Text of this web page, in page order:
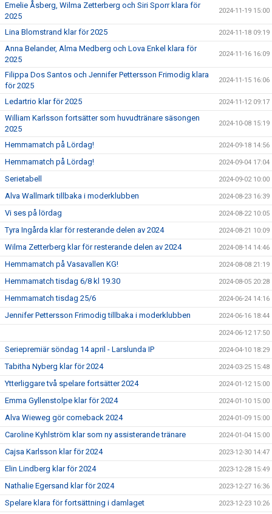
Emelie Åsberg, Wilma Zetterberg och Siri Sporr klara för
2025
2024-11-19 15:00
Lina Blomstrand klar för 2025 2024-11-18 09:19
Anna Belander, Alma Medberg och Lova Enkel klara för
2025
2024-11-16 16:09
Filippa Dos Santos och Jennifer Pettersson Frimodig klara
för 2025
2024-11-15 16:06
Ledartrio klar för 2025 2024-11-12 09:17
William Karlsson fortsätter som huvudtränare säsongen
2025
2024-10-08 15:19
Hemmamatch på Lördag! 2024-09-18 14:56
Hemmamatch på Lördag! 2024-09-04 17:04
Serietabell 2024-09-02 10:00
Alva Wallmark tillbaka i moderklubben 2024-08-23 16:39
Vi ses på lördag 2024-08-22 10:05
Tyra Ingårda klar för resterande delen av 2024 2024-08-21 10:09
Wilma Zetterberg klar för resterande delen av 2024 2024-08-14 14:46
Hemmamatch på Vasavallen KG! 2024-08-08 21:19
Hemmamatch tisdag 6/8 kl 19.30 2024-08-05 20:28
Hemmamatch tisdag 25/6 2024-06-24 14:16
Jennifer Pettersson Frimodig tillbaka i moderklubben 2024-06-16 18:44
2024-06-12 17:50
Seriepremiär söndag 14 april - Larslunda IP 2024-04-10 18:29
Tabitha Nyberg klar för 2024 2024-03-25 15:48
Ytterliggare två spelare fortsätter 2024 2024-01-12 15:00
Emma Gyllenstolpe klar för 2024 2024-01-10 15:00
Alva Wieweg gör comeback 2024 2024-01-09 15:00
Caroline Kyhlström klar som ny assisterande tränare 2024-01-04 15:00
Cajsa Karlsson klar för 2024 2023-12-30 14:47
Elin Lindberg klar för 2024 2023-12-28 15:49
Nathalie Egersand klar för 2024 2023-12-27 16:36
Spelare klara för fortsättning i damlaget 2023-12-23 10:26